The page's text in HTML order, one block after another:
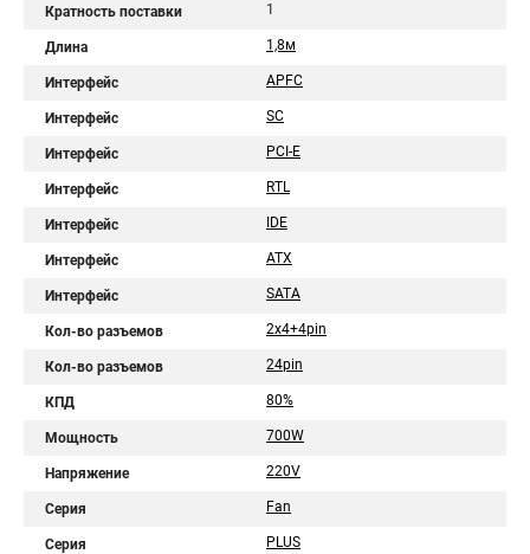
Кратность поставки 1
Длина 1,8м
Интерфейс APFC
Интерфейс SC
Интерфейс PCI-E
Интерфейс RTL
Интерфейс IDE
Интерфейс ATX
Интерфейс SATA
Кол-во разъемов 2x4+4pin
Кол-во разъемов 24pin
КПД 80%
Мощность 700W
Напряжение 220V
Серия Fan
Серия PLUS